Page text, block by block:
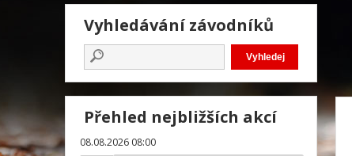
Vyhledávání závodníků
Přehled nejbližších akcí
08.08.2026 08:00